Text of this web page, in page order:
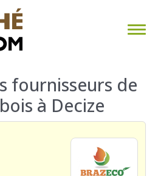
fournisseurs de
à Decize